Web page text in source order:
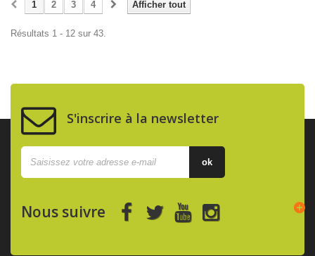
Afficher tout
1 2 3 4
Résultats 1 - 12 sur 43.
S'inscrire à la newsletter
ok
Nous suivre